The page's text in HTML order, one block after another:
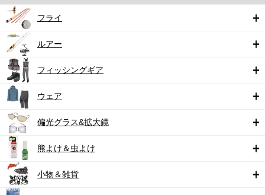
フライ
ルアー
フィッシングギア
ウェア
偏光グラス&拡大鏡
熊よけ＆虫よけ
小物＆雑貨